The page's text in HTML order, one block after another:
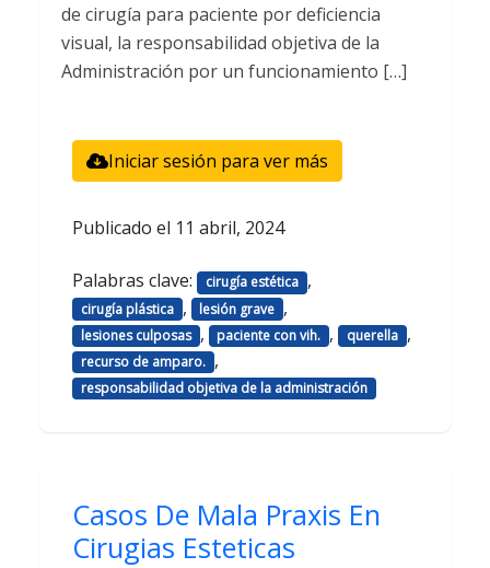
de cirugía para paciente por deficiencia
visual, la responsabilidad objetiva de la
Administración por un funcionamiento […]
Iniciar sesión para ver más
Publicado el 11 abril, 2024
Palabras clave: cirugía estética ,
cirugía plástica , lesión grave ,
lesiones culposas , paciente con vih. , querella ,
recurso de amparo. ,
responsabilidad objetiva de la administración
Casos De Mala Praxis En
Cirugias Esteticas